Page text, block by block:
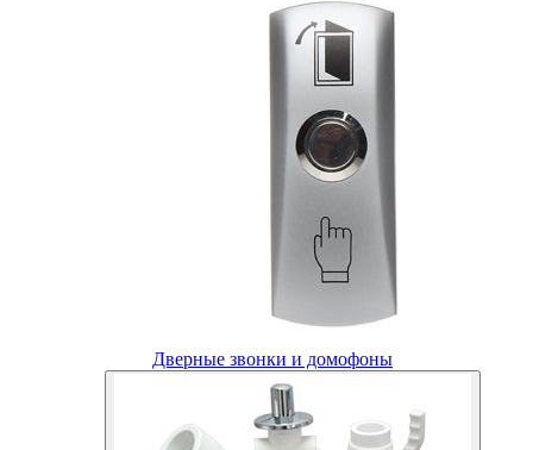
Дверные звонки и домофоны